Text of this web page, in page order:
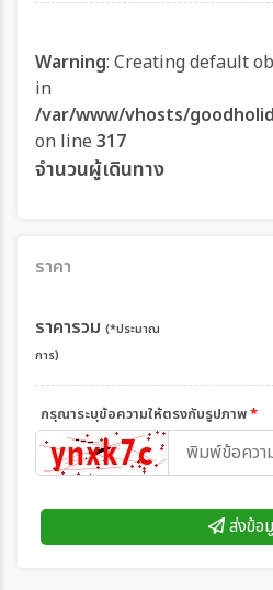
Warning: Creating default
in
/var/www/vhosts/
on line 317
จำนวนผู้เดินทาง
ราคา
ราคารวม (*ประมาณ
การ)
กรุณาระบุข้อความให้ตรงกับรูปภาพ*
ส่งข้อ